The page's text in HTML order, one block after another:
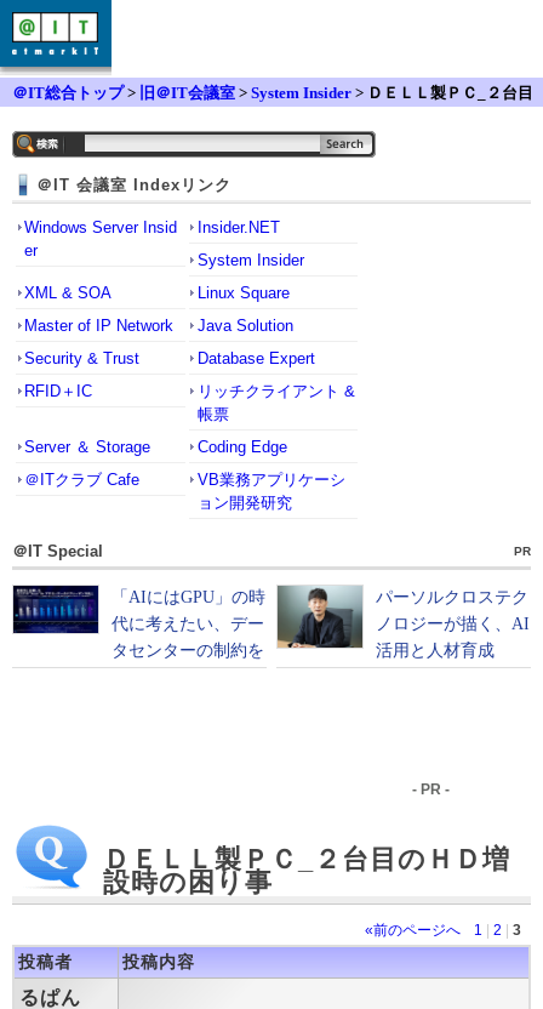
＠IT総合トップ> 旧＠IT会議室 > System Insider > ＤＥＬＬ製ＰＣ_２台目
＠IT 会議室 Indexリンク
Windows Server Insid
er
Insider.NET
System Insider
XML & SOA
Linux Square
Master of IP Network
Java Solution
Security & Trust
Database Expert
RFID＋IC
リッチクライアント &
帳票
Server ＆ Storage
Coding Edge
＠ITクラブ Cafe
VB業務アプリケーシ
ョン開発研究
＠IT Special PR
- PR -
ＤＥＬＬ製ＰＣ_２台目のＨＤ増
設時の困り事
«前のページへ 1 2 3
投稿者 投稿内容
るぱん